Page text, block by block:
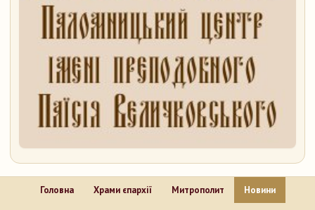
Головна Храми єпархії Митрополит Новини